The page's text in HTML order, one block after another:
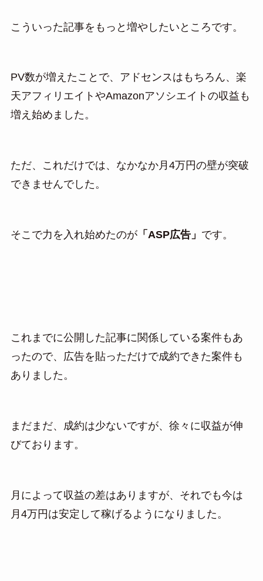
こういった記事をもっと増やしたいところです。
PV数が増えたことで、アドセンスはもちろん、楽
天アフィリエイトやAmazonアソシエイトの収益も
増え始めました。
ただ、これだけでは、なかなか月4万円の壁が突破
できませんでした。
そこで力を入れ始めたのが「ASP広告」 です。
これまでに公開した記事に関係している案件もあ
ったので、広告を貼っただけで成約できた案件も
ありました。
まだまだ、成約は少ないですが、徐々に収益が伸
びております。
月によって収益の差はありますが、それでも今は
月4万円は安定して稼げるようになりました。